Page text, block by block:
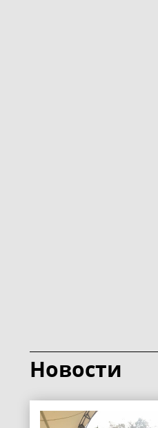
Новости